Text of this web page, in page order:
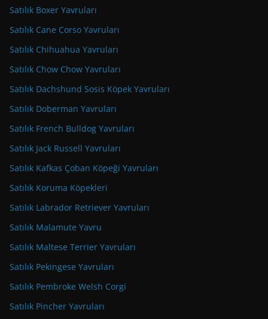
Satılık Boxer Yavruları
Satılık Cane Corso Yavruları
Satılık Chihuahua Yavruları
Satılık Chow Chow Yavruları
Satılık Dachshund Sosis Köpek Yavruları
Satılık Doberman Yavruları
Satılık French Bulldog Yavruları
Satılık Jack Russell Yavruları
Satılık Kafkas Çoban Köpeği Yavruları
Satılık Koruma Köpekleri
Satılık Labrador Retriever Yavruları
Satılık Malamute Yavru
Satılık Maltese Terrier Yavruları
Satılık Pekingese Yavruları
Satılık Pembroke Welsh Corgi
Satılık Pincher Yavruları